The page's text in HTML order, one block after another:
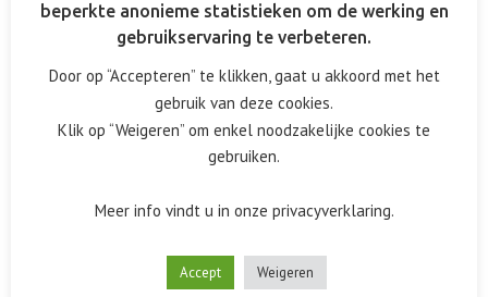
Reactie verzenden
Het e-mailadres wordt niet gepubliceerd.
Vereiste velden
zijn gemarkeerd met
beperkte anonieme statistieken om de werking en
gebruikservaring te verbeteren.
Door op “Accepteren” te klikken, gaat u akkoord met het
gebruik van deze cookies.
Klik op “Weigeren” om enkel noodzakelijke cookies te
gebruiken.
Meer info vindt u in onze privacyverklaring.
Accept Weigeren